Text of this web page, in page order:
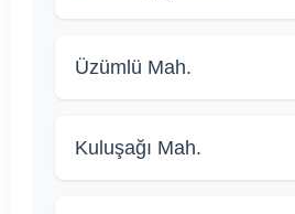
Üzümlü Mah.
Kuluşağı Mah.